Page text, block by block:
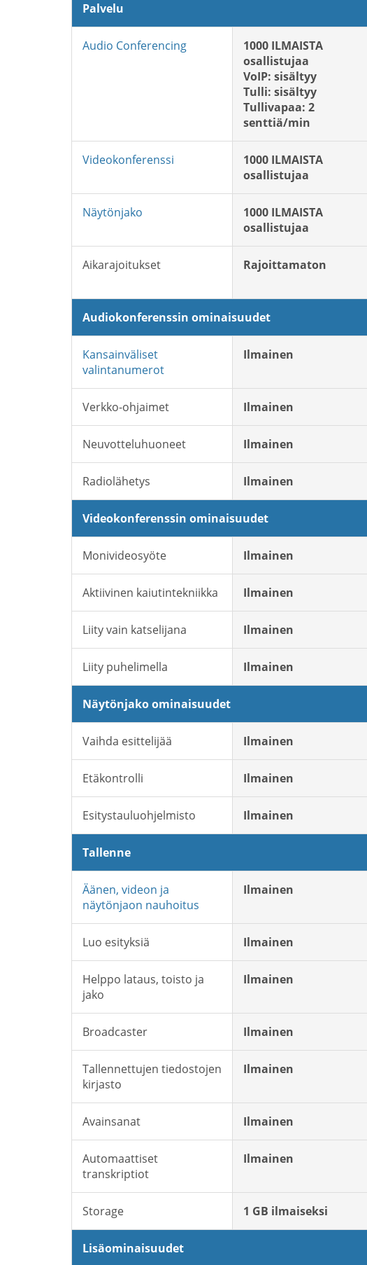
Palvelu
Audio Conferencing
1000 ILMAISTA
osallistujaa
VoIP: sisältyy
Tulli: sisältyy
Tullivapaa: 2
senttiä/min
Videokonferenssi
1000 ILMAISTA
osallistujaa
Näytönjako
1000 ILMAISTA
osallistujaa
Aikarajoitukset Rajoittamaton
Audiokonferenssin ominaisuudet
Kansainväliset
valintanumerot
Ilmainen
Verkko-ohjaimet Ilmainen
Neuvotteluhuoneet Ilmainen
Radiolähetys Ilmainen
Videokonferenssin ominaisuudet
Monivideosyöte Ilmainen
Aktiivinen kaiutintekniikka Ilmainen
Liity vain katselijana Ilmainen
Liity puhelimella Ilmainen
Näytönjako ominaisuudet
Vaihda esittelijää Ilmainen
Etäkontrolli Ilmainen
Esitystauluohjelmisto Ilmainen
Tallenne
Äänen, videon ja
näytönjaon nauhoitus
Ilmainen
Luo esityksiä Ilmainen
Helppo lataus, toisto ja
jako
Ilmainen
Broadcaster Ilmainen
Tallennettujen tiedostojen
kirjasto
Ilmainen
Avainsanat Ilmainen
Automaattiset
transkriptiot
Ilmainen
Storage 1 GB ilmaiseksi
Lisäominaisuudet